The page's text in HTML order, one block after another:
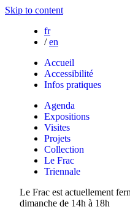
Skip to content
fr
/ en
Accueil
Accessibilité
Infos pratiques
Agenda
Expositions
Visites
Projets
Collection
Le Frac
Triennale
Le Frac est actuellement
dimanche de 14h à 18h